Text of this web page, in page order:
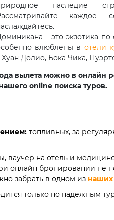
наследие
каждое
– это экзотика по
влюблены в отели
Долио, Бока Чика,
вылета можно в
нашего online поиска туров.
топливных, за
ваучер на отель и
онлайн бронировании не
забрать в одном из
только по надежным